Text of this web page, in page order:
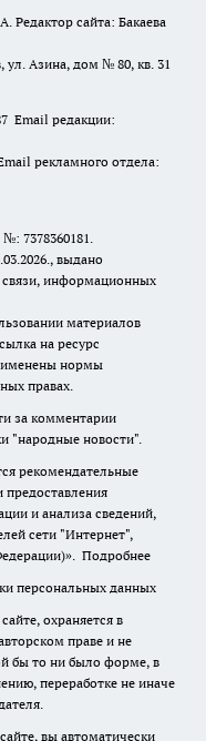
Редактор сайта: Бакаева
ул. Азина, дом № 80, кв. 31
Email редакции:
рекламного отдела:
7378360181.
выдано
информационных
материалов
на ресурс
нормы
правах.
за комментарии
"народные новости".
рекомендательные
и анализа сведений,
сети "Интернет",
Подробнее
персональных данных
охраняется в
праве и не
бы то ни было форме, в
переработке не иначе
вы автоматически